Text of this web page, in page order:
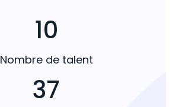
10
Nombre de talent
37